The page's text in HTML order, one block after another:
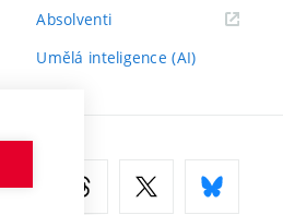
Absolventi(externí
Umělá inteligence (AI)